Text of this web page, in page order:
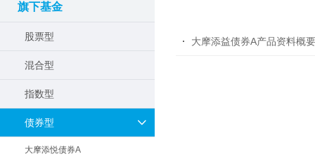
旗下基金
股票型
混合型
指数型
债券型
大摩添悦债券A
大摩添益债券A产品资料概要